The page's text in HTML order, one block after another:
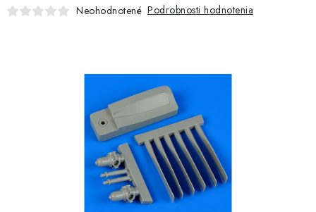
PLASTOVÉ MODELY
PRÍSLUŠENSTVO
FARBY & POMÔCKY
Neohodnotené Podrobnosti hodnotenia